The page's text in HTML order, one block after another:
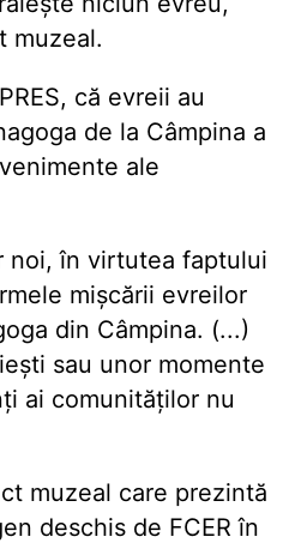
muzeal.
că evreii au
de la Câmpina a
ale
noi, în virtutea faptului
mișcării evreilor
din Câmpina. (...)
sau unor momente
ai comunităților nu
muzeal care prezintă
deschis de FCER în